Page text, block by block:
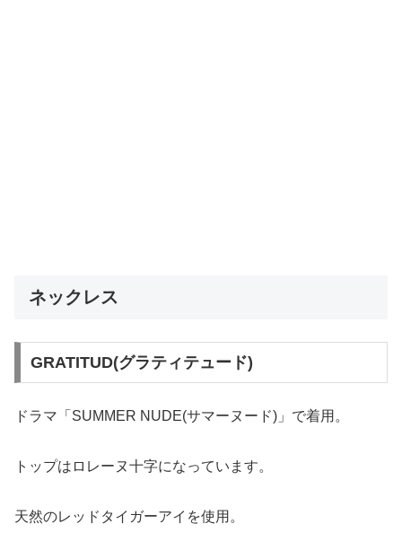
ネックレス
GRATITUD(グラティテュード)
ドラマ「SUMMER NUDE(サマーヌード)」で着用。
トップはロレーヌ十字になっています。
天然のレッドタイガーアイを使用。